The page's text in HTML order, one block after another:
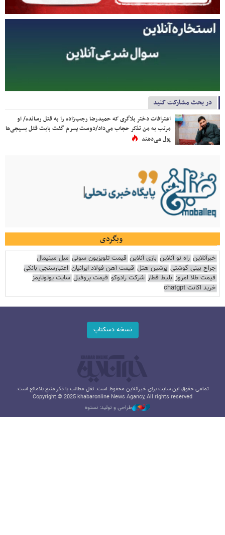
در بحث مشارکت کنید
اعترافات دختر بلاگری که حمیدرضا رجب‌زاده را به قتل رسانده/ او
مرتب به من تذکر حجاب می‌داد/دوست پسرم گفت بابت قتل بسیجی‌ها
پول می‌دهند
وبگردی
خبرآنلاین راه نو آنلاین بازی آنلاین قیمت تلویزیون سونی مبل مینیمال
جراح بینی گوشتی پرشین هتل قیمت آهن فولاد ایرانیان اعتبارسنجی بانکی
قیمت طلا امروز بلیط قطار شرکت رادوکو قیمت پروفیل سایت یوتوتایمز
خرید اکانت chatgpt
نسخه دسکتاپ
تمامی حقوق این سایت برای خبرآنلاین محفوظ است. نقل مطالب با ذکر منبع بلامانع است.
Copyright © 2025 khabaronline News Agancy, All rights reserved
طراحی و تولید: نستوه